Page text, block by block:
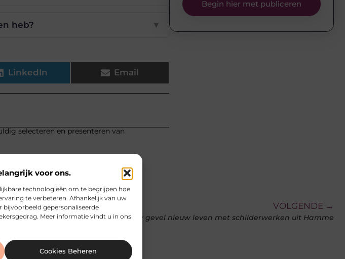
voor ons.
technologieën om te begrijpen hoe
te verbeteren. Afhankelijk van uw
gepersonaliseerde
Meer informatie vindt u in ons
Cookies Beheren
heb? ▼
LinkedIn Email
selecteren en presenteren van
Begin hier met publiceren
VOLGENDE →
Geef uw gevel nieuw leven met schilderwerken uit Hamme